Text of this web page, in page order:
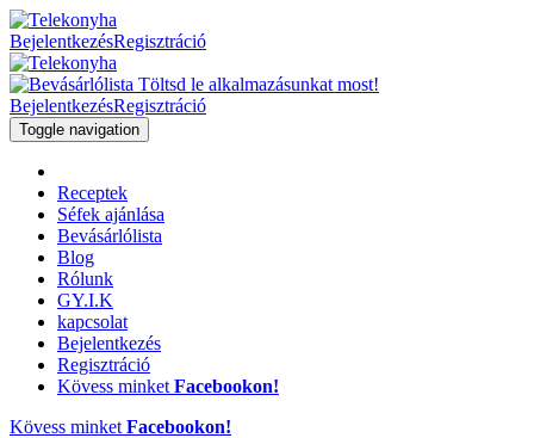
BejelentkezésRegisztráció
Töltsd le alkalmazásunkat most!
BejelentkezésRegisztráció
Toggle navigation
Receptek
Séfek ajánlása
Bevásárlólista
Blog
Rólunk
GY.I.K
kapcsolat
Bejelentkezés
Regisztráció
Kövess minket Facebookon!
Kövess minket Facebookon!